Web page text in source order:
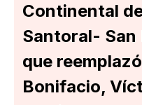
Continental
Santoral-
que
Bonifacio,